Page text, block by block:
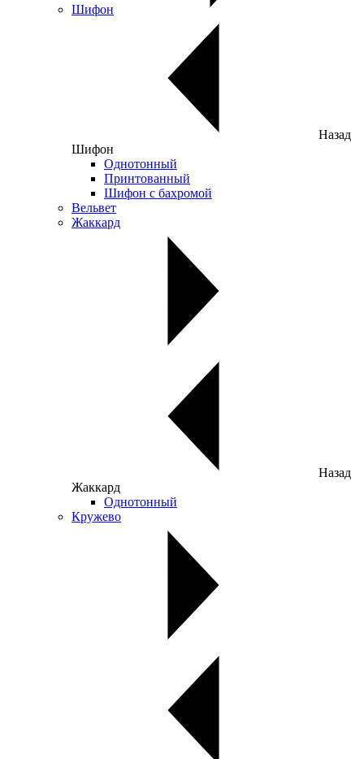
Шифон
Назад
Шифон
Однотонный
Принтованный
Шифон с бахромой
Вельвет
Жаккард
Назад
Жаккард
Однотонный
Кружево